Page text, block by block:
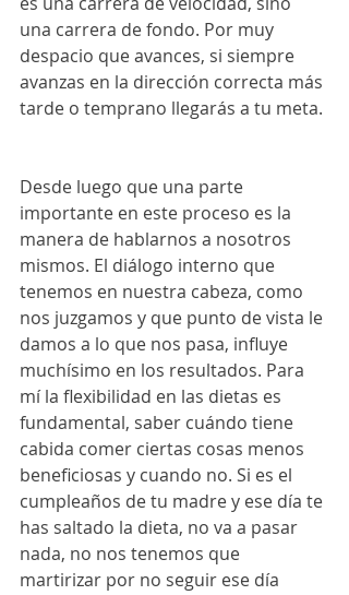
una carrera de fondo. Por muy
despacio que avances, si siempre
avanzas en la dirección correcta más
tarde o temprano llegarás a tu meta.
Desde luego que una parte
importante en este proceso es la
manera de hablarnos a nosotros
mismos. El diálogo interno que
tenemos en nuestra cabeza, como
nos juzgamos y que punto de vista le
damos a lo que nos pasa, influye
muchísimo en los resultados. Para
mí la flexibilidad en las dietas es
fundamental, saber cuándo tiene
cabida comer ciertas cosas menos
beneficiosas y cuando no. Si es el
cumpleaños de tu madre y ese día te
has saltado la dieta, no va a pasar
nada, no nos tenemos que
martirizar por no seguir ese día